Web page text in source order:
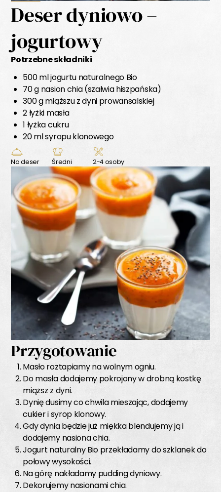
Deser dyniowo –
jogurtowy
Potrzebne składniki
500 ml jogurtu naturalnego Bio
70 g nasion chia (szałwia hiszpańska)
300 g miąższu z dyni prowansalskiej
2 łyżki masła
1 łyżka cukru
20 ml syropu klonowego
Na deser Średni 2-4 osoby
Przygotowanie
Masło roztapiamy na wolnym ogniu.
Do masła dodajemy pokrojony w drobną kostkę
miąższ z dyni.
Dynię dusimy co chwila mieszając, dodajemy
cukier i syrop klonowy.
Gdy dynia będzie już miękka blendujemy ją i
dodajemy nasiona chia.
Jogurt naturalny Bio przekładamy do szklanek do
połowy wysokości.
Na górę nakładamy pudding dyniowy.
Dekorujemy nasionami chia.